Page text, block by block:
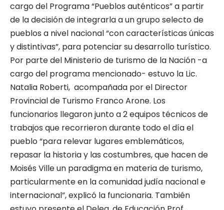
cargo del Programa “Pueblos auténticos” a partir
de la decisión de integrarla a un grupo selecto de
pueblos a nivel nacional “con características únicas
y distintivas”, para potenciar su desarrollo turístico.
Por parte del Ministerio de turismo de la Nación -a
cargo del programa mencionado- estuvo la Lic.
Natalia Roberti, acompañada por el Director
Provincial de Turismo Franco Arone. Los
funcionarios llegaron junto a 2 equipos técnicos de
trabajos que recorrieron durante todo el día el
pueblo “para relevar lugares emblemáticos,
repasar la historia y las costumbres, que hacen de
Moisés Ville un paradigma en materia de turismo,
particularmente en la comunidad judía nacional e
internacional”, explicó la funcionaria. También